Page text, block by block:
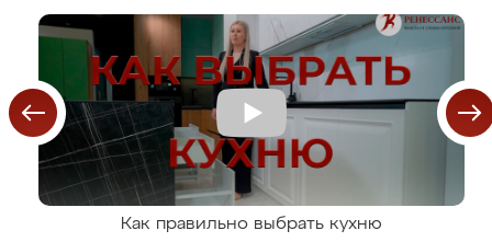
Как правильно выбрать кухню